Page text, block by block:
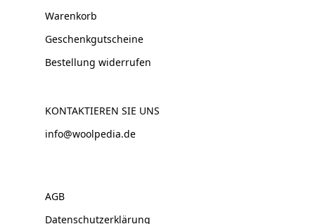
Warenkorb
Geschenkgutscheine
Bestellung widerrufen
KONTAKTIEREN SIE UNS
info@woolpedia.de
AGB
Datenschutzerklärung